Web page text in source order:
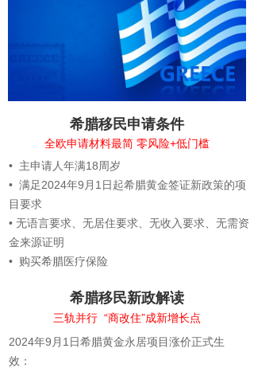
• 主申请人年满18周岁
• 满足2024年9月1日起希腊黄金签证新政策的项
目要求
• 无语言要求、无居住要求、无收入要求、无需资
金来源证明
• 购买希腊医疗保险
2024年9月1日希腊黄金永居项目涨价正式生
效：
希腊移民申请条件
全欧申请材料最简 零风险+低门槛
希腊移民新政解读
三轨并行 “商改住”成新增长点